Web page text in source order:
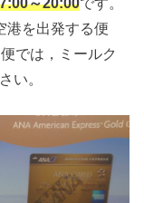
港を出発する便
では，ミールク
い。